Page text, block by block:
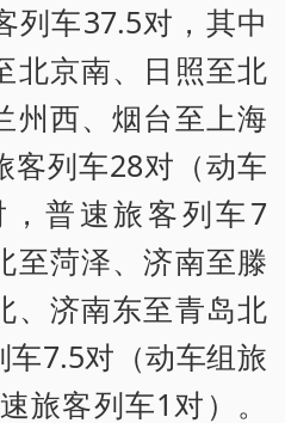
列车37.5对，其中
北京南、日照至北
州西、烟台至上海
客列车28对（动车
普速旅客列车7
至菏泽、济南至滕
、济南东至青岛北
7.5对（动车组旅
旅客列车1对）。